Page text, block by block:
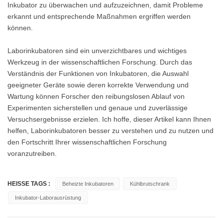
Inkubator zu überwachen und aufzuzeichnen, damit Probleme
erkannt und entsprechende Maßnahmen ergriffen werden
können.
Laborinkubatoren sind ein unverzichtbares und wichtiges
Werkzeug in der wissenschaftlichen Forschung. Durch das
Verständnis der Funktionen von Inkubatoren, die Auswahl
geeigneter Geräte sowie deren korrekte Verwendung und
Wartung können Forscher den reibungslosen Ablauf von
Experimenten sicherstellen und genaue und zuverlässige
Versuchsergebnisse erzielen. Ich hoffe, dieser Artikel kann Ihnen
helfen, Laborinkubatoren besser zu verstehen und zu nutzen und
den Fortschritt Ihrer wissenschaftlichen Forschung
voranzutreiben.
HEISSE TAGS : Beheizte Inkubatoren Kühlbrutschrank
Inkubator-Laborausrüstung